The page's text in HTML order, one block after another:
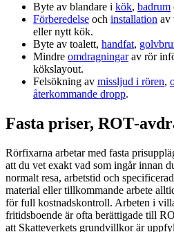
Byte av blandare i kök, badrum
Förberedelse och installation av
eller nytt kök.
Byte av toalett, handfat,
Mindre omdragningarav rör
kökslayout.
Felsökning av missljud i rören,
återkommande dropp.
Fasta priser,
Rörfixarna arbetar med fasta
att du vet exakt vad som ingår innan
normalt resa, arbetstid och
material eller tillkommande arbete
för full kostnadskontroll. Arbeten i
fritidsboende är ofta berättigade till
att Skatteverkets grundvillkor är